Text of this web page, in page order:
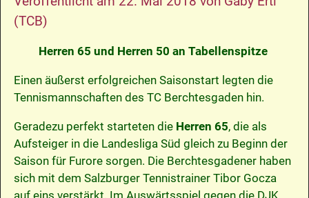
(TCB)
Herren 65 und Herren 50 an Tabellenspitze
Einen äußerst erfolgreichen Saisonstart legten die
Tennismannschaften des TC Berchtesgaden hin.
Geradezu perfekt starteten dieHerren 65, die als
Aufsteiger in die Landesliga Süd gleich zu Beginn der
Saison für Furore sorgen. Die Berchtesgadener haben
sich mit dem Salzburger Tennistrainer Tibor Gocza